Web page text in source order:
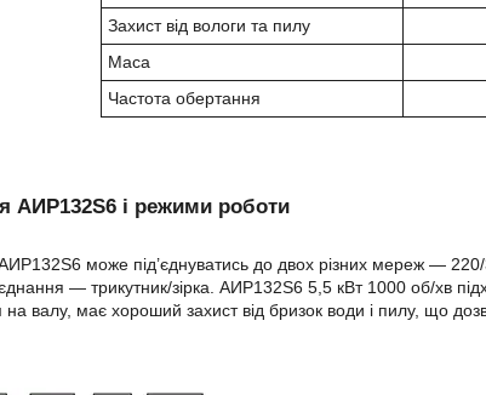
Захист від вологи та пилу
Маса
Частота обертання
АИР132S6 і режими роботи
може під’єднуватись до двох різних мереж —
— трикутник/зірка. АИР132S6 5,5 кВт 1000 об/хв
валу, має хороший захист від бризок води і пилу, що